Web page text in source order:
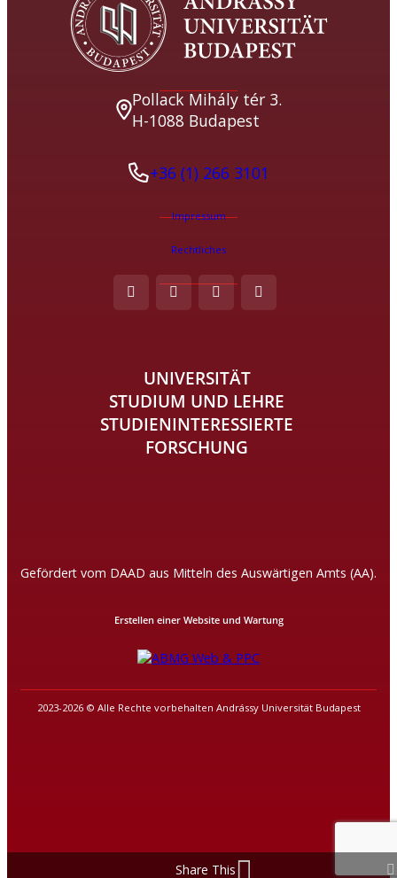
Pollack Mihály tér 3.
H-1088 Budapest
+36 (1) 266 3101
Impressum
Rechtliches
UNIVERSITÄT
STUDIUM UND LEHRE
STUDIENINTERESSIERTE
FORSCHUNG
Gefördert vom DAAD aus Mitteln des Auswärtigen Amts (AA).
2023-2026 © Alle Rechte vorbehalten Andrássy Universität Budapest
Erstellen einer Website und Wartung
Share This